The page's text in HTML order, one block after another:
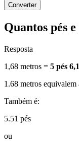
Converter
Quantos pés
Resposta
1,68 metros = 5 pés
1.68 metros equivalem
Também é:
5.51 pés
ou